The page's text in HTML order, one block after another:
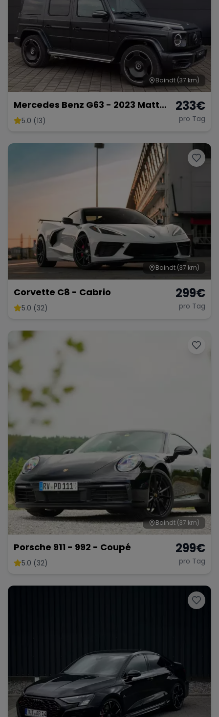
Range Rover Corvette
Baindt (37 km)
Mercedes Benz G63 - 2023 Matt
Schwarz
5.0 (13)
233€
pro Tag
Baindt (37 km)
Corvette C8 - Cabrio
5.0 (32)
299€
pro Tag
Baindt (37 km)
Porsche 911 - 992 - Coupé
5.0 (32)
299€
pro Tag